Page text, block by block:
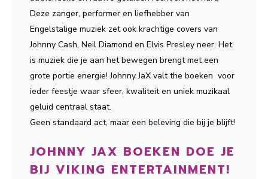
Deze zanger, performer en liefhebber van
Engelstalige muziek zet ook krachtige covers van
Johnny Cash, Neil Diamond en Elvis Presley neer. Het
is muziek die je aan het bewegen brengt met een
grote portie energie! Johnny JaX valt the boeken voor
ieder feestje waar sfeer, kwaliteit en uniek muzikaal
geluid centraal staat.
Geen standaard act, maar een beleving die bij je blijft!
JOHNNY JAX BOEKEN DOE JE
BIJ VIKING ENTERTAINMENT!